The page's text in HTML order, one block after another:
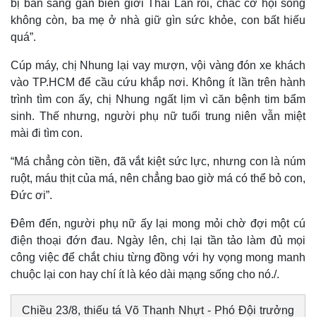
Tư vấn luật
Phân tích
bị bán sang gần biên giới Thái Lan rồi, chắc cơ hội sống
không còn, ba mẹ ở nhà giữ gìn sức khỏe, con bất hiếu
quá”.
Cúp máy, chị Nhung lại vay mượn, vội vàng đón xe khách
vào TP.HCM để cầu cứu khắp nơi. Không ít lần trên hành
trình tìm con ấy, chị Nhung ngất lịm vì căn bệnh tim bẩm
sinh. Thế nhưng, người phụ nữ tuổi trung niên vẫn miệt
mài đi tìm con.
“Má chẳng còn tiền, đã vắt kiệt sức lực, nhưng con là núm
ruột, máu thịt của má, nên chẳng bao giờ má có thể bỏ con,
Đức ơi”.
Đêm đến, người phụ nữ ấy lại mong mỏi chờ đợi một cú
điện thoại đớn đau. Ngày lên, chị lại tần tảo làm đủ mọi
công việc để chắt chiu từng đồng với hy vọng mong manh
chuộc lại con hay chí ít là kéo dài mạng sống cho nó./.
Chiều 23/8, thiếu tá Võ Thanh Nhựt - Phó Đội trưởng